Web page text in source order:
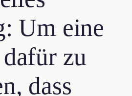
Um eine
zu
dass